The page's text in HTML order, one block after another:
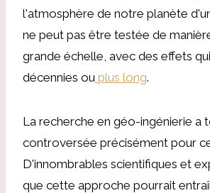
l'atmosphère de notre planète
ne peut pas être testée de
grande échelle, avec des effets
décennies ou plus long.
La recherche en géo-ingénierie a
controversée précisément pour
D'innombrables scientifiques et
que cette approche pourrait